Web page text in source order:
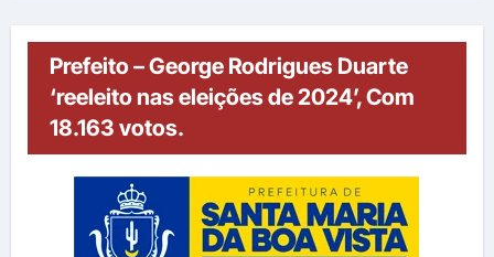
Prefeito – George Rodrigues Duarte
‘reeleito nas eleições de 2024’, Com
18.163 votos.